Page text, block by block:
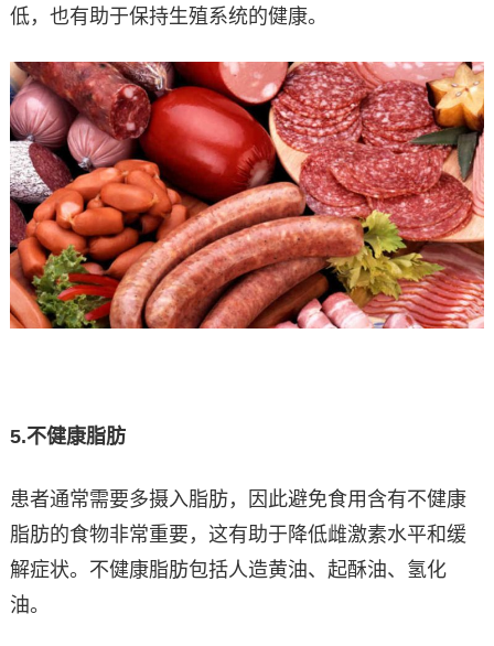
低，也有助于保持生殖系统的健康。
5.不健康脂肪
患者通常需要多摄入脂肪，因此避​​免食用含有不健康
脂肪的食物非常重要，这有助于降低雌激素水平和缓
解症状。不健康脂肪包括人造黄油、起酥油、氢化
油。